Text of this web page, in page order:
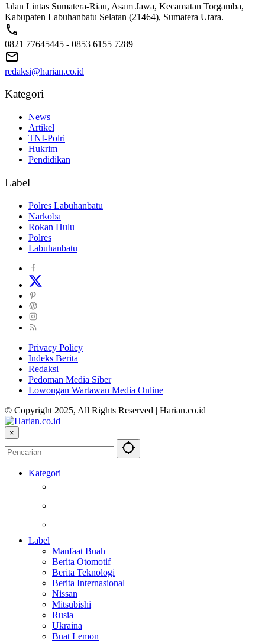
Jalan Lintas Sumatera-Riau, Asam Jawa, Kecamatan Torgamba,
Kabupaten Labuhanbatu Selatan (21464), Sumatera Utara.
0821 77645445 - 0853 6155 7289
redaksi@harian.co.id
Kategori
News
Artikel
TNI-Polri
Hukrim
Pendidikan
Label
Polres Labuhanbatu
Narkoba
Rokan Hulu
Polres
Labuhanbatu
Privacy Policy
Indeks Berita
Redaksi
Pedoman Media Siber
Lowongan Wartawan Media Online
© Copyright 2025, All Rights Reserved | Harian.co.id
×
Kategori
Label
Manfaat Buah
Berita Otomotif
Berita Teknologi
Berita Internasional
Nissan
Mitsubishi
Rusia
Ukraina
Buat Lemon